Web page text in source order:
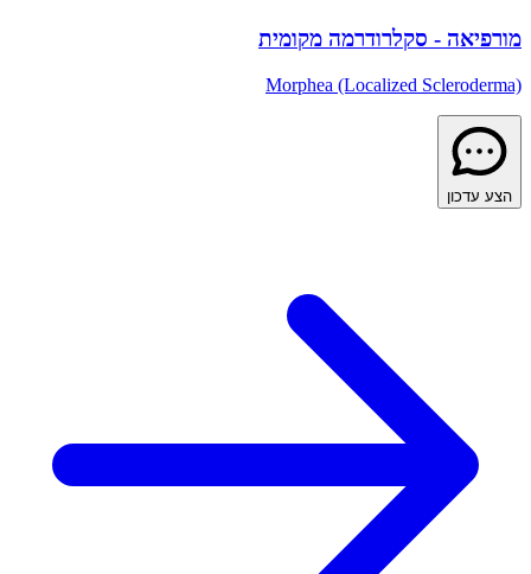
מורפיאה - סקלרודרמה מקומית
Morphea (Localized Scleroderma)
הצע עדכון